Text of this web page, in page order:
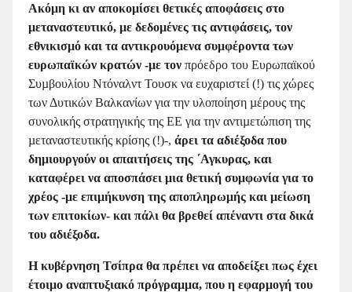
Ακόμη κι αν αποκομίσει θετικές αποφάσεις στο
μεταναστευτικό, με δεδομένες τις αντιφάσεις, τον
εθνικισμό και τα αντικρουόμενα συμφέροντα των
ευρωπαϊκών κρατών -με τον πρόεδρο του Ευρωπαϊκού
Συµβουλίου Ντόναλντ Τουσκ να ευχαριστεί (!) τις χώρες
των Δυτικών Βαλκανίων για την υλοποίηση µέρους της
συνολικής στρατηγικής της ΕΕ για την αντιµετώπιση της
µεταναστευτικής κρίσης (!)-, άρει τα αδιέξοδα που
δημιουργούν οι απαιτήσεις της ΄Αγκυρας, και
καταφέρει να αποσπάσει μια θετική συμφωνία για το
χρέος -με επιμήκυνση της αποπληρωμής και μείωση
των επιτοκίων- και πάλι θα βρεθεί απέναντι στα δικά
του αδιέξοδα.
Η κυβέρνηση Τσίπρα θα πρέπει να αποδείξει πως έχει
έτοιμο αναπτυξιακό πρόγραμμα, που η εφαρμογή του